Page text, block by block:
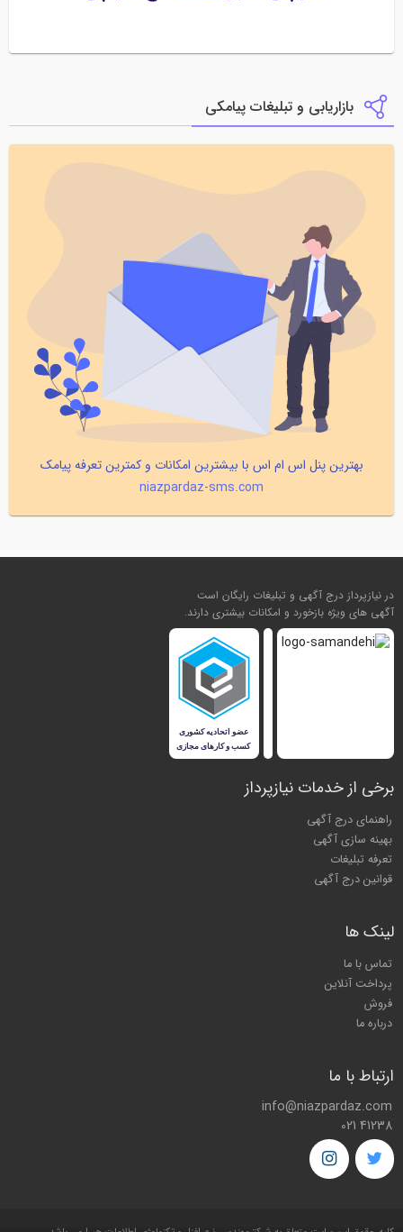
بازاریابی و تبلیغات پیامکی
بهترین پنل اس ام اس با بیشترین امکانات و کمترین تعرفه پیامک
niazpardaz-sms.com
در نیازپرداز درج آگهی و تبلیغات رایگان است
آگهی های ویژه بازخورد و امکانات بیشتری دارند.
برخی از خدمات نیازپرداز
راهنمای درج آگهی
بهینه سازی آگهی
تعرفه تبلیغات
قوانین درج آگهی
لینک ها
تماس با ما
پرداخت آنلاین
فروش
درباره ما
ارتباط با ما
info@niazpardaz.com
021 41238